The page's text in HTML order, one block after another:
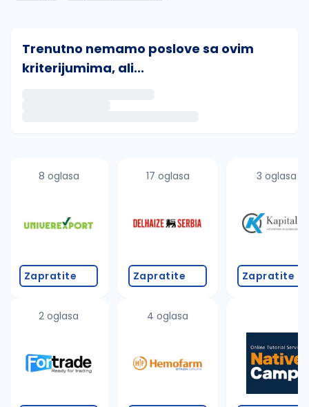
Trenutno nemamo poslove sa ovim
kriterijumima, ali...
proverite pravopisne greške (koristite č, ć, š, đ,
promenite odabrane filtere pretrage
8 oglasa
Zapratite
2 oglasa
17 oglasa
Zapratite
4 oglasa
3 oglasa
Zapratite